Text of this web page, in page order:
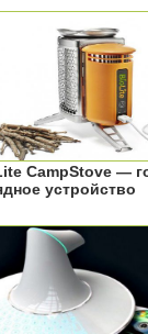
CampStove —
устройство